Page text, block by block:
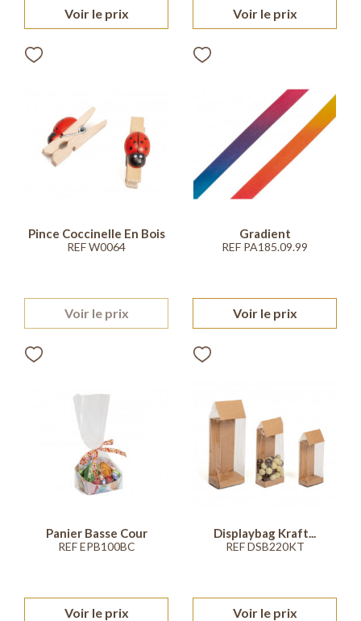
Voir le prix Voir le prix
Pince Coccinelle En Bois
REF W0064
Voir le prix
Gradient
REF PA185.09.99
Voir le prix
Panier Basse Cour
REF EPB100BC
Voir le prix
Displaybag Kraft...
REF DSB220KT
Voir le prix